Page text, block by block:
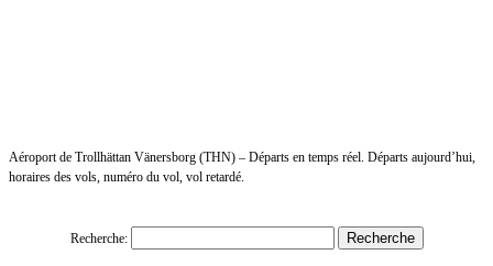
Aéroport de Trollhättan Vänersborg (THN) – Départs en temps réel. Départs aujourd’hui,
horaires des vols, numéro du vol, vol retardé.
Recherche: